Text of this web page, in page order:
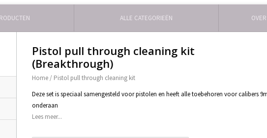
ALLE CATEGORIEËN
Pistol pull through cleaning kit
(Breakthrough)
Home / Pistol pull through cleaning kit
Deze set is speciaal samengesteld voor pistolen en heeft alle toebehoren voor calibers
onderaan
Lees meer...